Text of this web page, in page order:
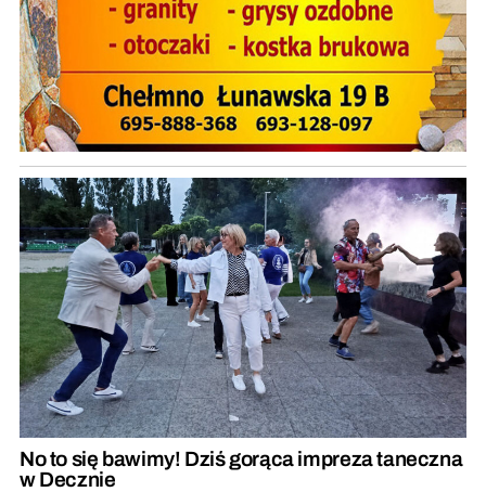
No to się bawimy! Dziś gorąca impreza taneczna
w Decznie